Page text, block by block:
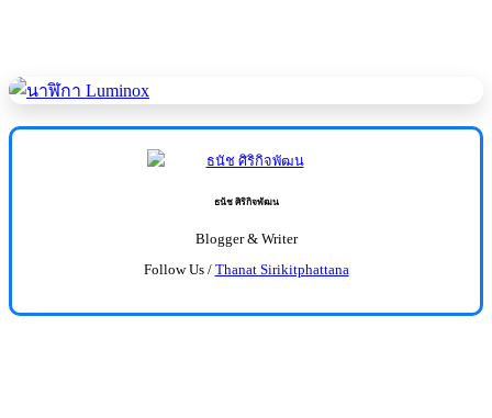
ธนัช ศิริกิจพัฒน
Blogger & Writer
Follow Us / Thanat Sirikitphattana